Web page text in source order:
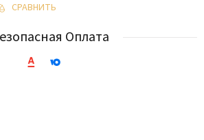
СРАВНИТЬ
Оплата